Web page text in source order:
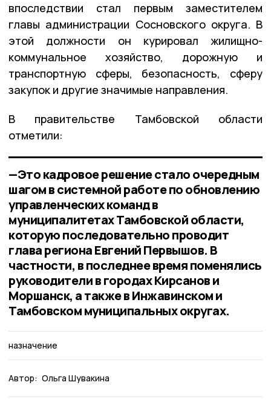
впоследствии стал первым заместителем
главы администрации Сосновского округа. В
этой должности он курировал жилищно-
коммунальное хозяйство, дорожную и
транспортную сферы, безопасность, сферу
закупок и другие значимые направления.
В правительстве Тамбовской области
отметили:
—Это кадровое решение стало очередным
шагом в системной работе по обновлению
управленческих команд в
муниципалитетах Тамбовской области,
которую последовательно проводит
глава региона Евгений Первышов. В
частности, в последнее время поменялись
руководители в городах Кирсанов и
Моршанск, а также в Инжавинском и
Тамбовском муниципальных округах.
назначение
Автор: Ольга Шувакина